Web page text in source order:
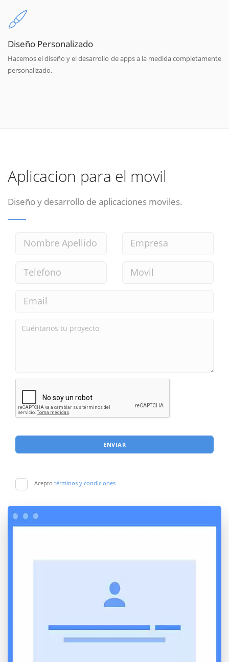
Diseño Personalizado
Hacemos el diseño y el desarrollo de apps a la medida completamente
personalizado.
Aplicacion para el movil
Diseño y desarrollo de aplicaciones moviles.
ENVIAR
Acepto términos y condiciones